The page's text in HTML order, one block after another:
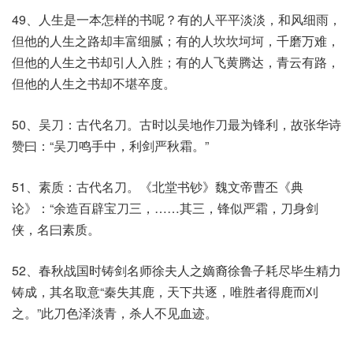
49、人生是一本怎样的书呢？有的人平平淡淡，和风细雨，
但他的人生之路却丰富细腻；有的人坎坎坷坷，千磨万难，
但他的人生之书却引人入胜；有的人飞黄腾达，青云有路，
但他的人生之书却不堪卒度。
50、吴刀：古代名刀。古时以吴地作刀最为锋利，故张华诗
赞曰：“吴刀鸣手中，利剑严秋霜。”
51、素质：古代名刀。《北堂书钞》魏文帝曹丕《典
论》：“余造百辟宝刀三，……其三，锋似严霜，刀身剑
侠，名曰素质。
52、春秋战国时铸剑名师徐夫人之嫡裔徐鲁子耗尽毕生精力
铸成，其名取意“秦失其鹿，天下共逐，唯胜者得鹿而刈
之。”此刀色泽淡青，杀人不见血迹。